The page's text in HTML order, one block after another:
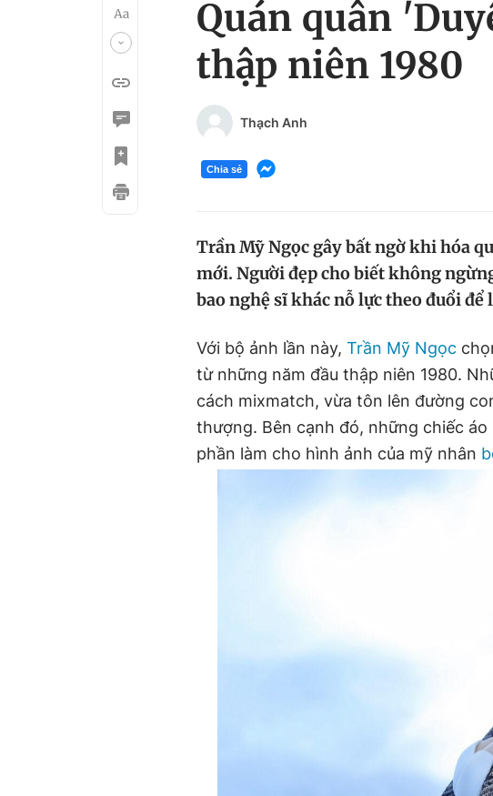
Quán quân
thập niên 1980
Thạch Anh
Chia sẻ
Trần Mỹ Ngọc gây bất ngờ khi hóa
mới. Người đẹp cho biết không
bao nghệ sĩ khác nỗ lực theo đuổi
Với bộ ảnh lần này, Trần Mỹ Ngọc
từ những năm đầu thập niên 1980.
cách mixmatch, vừa tôn lên đường
thượng. Bên cạnh đó, những chiếc
phần làm cho hình ảnh của mỹ nhân